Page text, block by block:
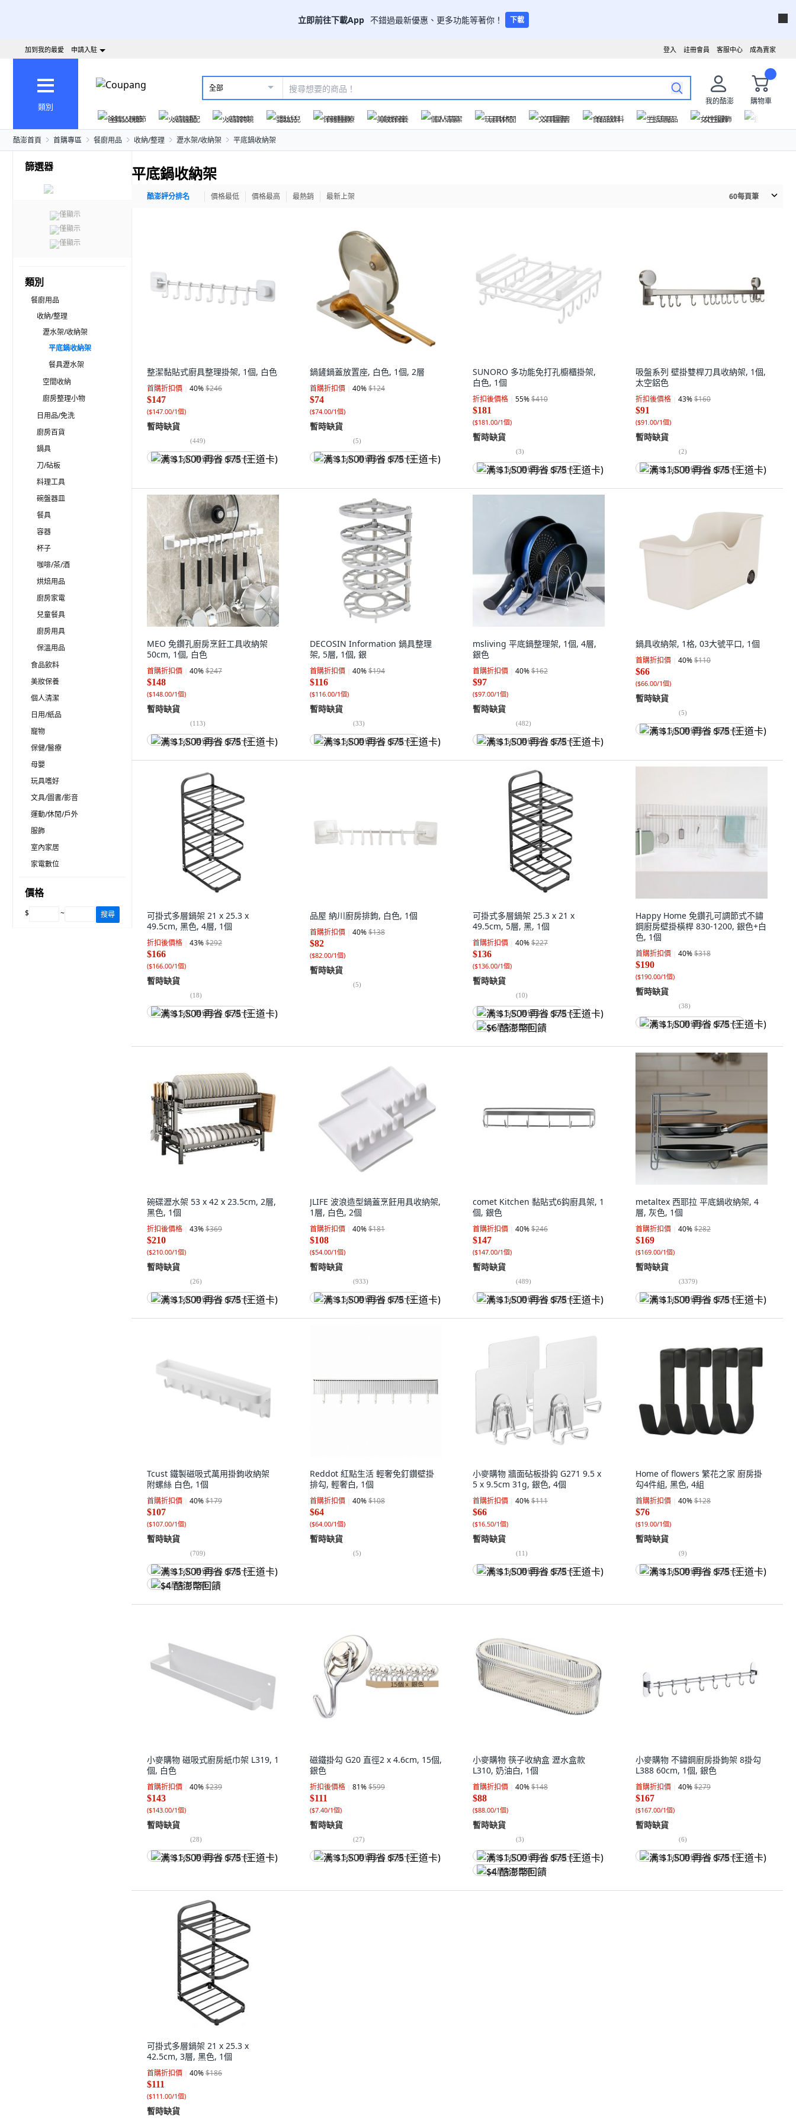
立即前往下載App 不錯過最新優惠、更多功能等著你！ 下載
成為賣家
客服中心
註冊會員
登入
加到我的最愛 申請入駐
類別
全部
我的酷澎
購物車
爸氣父親節
火箭速配 火箭跨境 嬰幼兒 保健醫療 美妝保養 個人清潔 玩具休閒 文具圖書 食品飲料 生活用品 女性服飾
酷澎首頁 首購專區 餐廚用品 收納/整理 瀝水架/收納架 平底鍋收納架
篩選器
僅顯示
僅顯示
僅顯示
類別
餐廚用品
收納/整理
瀝水架/收納架
平底鍋收納架
餐具瀝水架
空間收納
廚房整理小物
日用品/免洗
廚房百貨
鍋具
刀/砧板
料理工具
碗盤器皿
餐具
容器
杯子
咖啡/茶/酒
烘焙用品
廚房家電
兒童餐具
廚房用具
保溫用品
食品飲料
美妝保養
個人清潔
日用/紙品
寵物
保健/醫療
母嬰
玩具嗜好
文具/圖書/影音
運動/休閒/戶外
服飾
室內家居
家電數位
價格
$ ~ 搜尋
平底鍋收納架
酷澎評分排名 價格最低 價格最高 最熱銷 最新上架 60每頁筆
整潔黏貼式廚具整理掛架, 1個, 白色
首購折扣價 40%$246
$147
($147.00/1個)
暫時缺貨
(449)
满 $1,500 再省 $75 (王道卡)
鍋鏟鍋蓋放置座, 白色, 1個, 2層
首購折扣價 40%$124
$74
($74.00/1個)
暫時缺貨
(5)
满 $1,500 再省 $75 (王道卡)
SUNORO 多功能免打孔櫥櫃掛架,
白色, 1個
折扣後價格 55%$410
$181
($181.00/1個)
暫時缺貨
(3)
满 $1,500 再省 $75 (王道卡)
吸盤系列 壁掛雙桿刀具收納架, 1個,
太空鋁色
折扣後價格 43%$160
$91
($91.00/1個)
暫時缺貨
(2)
满 $1,500 再省 $75 (王道卡)
MEO 免鑽孔廚房烹飪工具收納架
50cm, 1個, 白色
首購折扣價 40%$247
$148
($148.00/1個)
暫時缺貨
(113)
满 $1,500 再省 $75 (王道卡)
DECOSIN Information 鍋具整理
架, 5層, 1個, 銀
首購折扣價 40%$194
$116
($116.00/1個)
暫時缺貨
(33)
满 $1,500 再省 $75 (王道卡)
msliving 平底鍋整理架, 1個, 4層,
銀色
首購折扣價 40%$162
$97
($97.00/1個)
暫時缺貨
(482)
满 $1,500 再省 $75 (王道卡)
鍋具收納架, 1格, 03大號平口, 1個
首購折扣價 40%$110
$66
($66.00/1個)
暫時缺貨
(5)
满 $1,500 再省 $75 (王道卡)
可掛式多層鍋架 21 x 25.3 x
49.5cm, 黑色, 4層, 1個
折扣後價格 43%$292
$166
($166.00/1個)
暫時缺貨
(18)
满 $1,500 再省 $75 (王道卡)
品屋 納川廚房排鉤, 白色, 1個
首購折扣價 40%$138
$82
($82.00/1個)
暫時缺貨
(5)
可掛式多層鍋架 25.3 x 21 x
49.5cm, 5層, 黑, 1個
首購折扣價 40%$227
$136
($136.00/1個)
暫時缺貨
(10)
满 $1,500 再省 $75 (王道卡)
$6 酷澎幣回饋
Happy Home 免鑽孔可調節式不鏽
鋼廚房壁掛橫桿 830-1200, 銀色+白
色, 1個
首購折扣價 40%$318
$190
($190.00/1個)
暫時缺貨
(38)
满 $1,500 再省 $75 (王道卡)
碗碟瀝水架 53 x 42 x 23.5cm, 2層,
黑色, 1個
折扣後價格 43%$369
$210
($210.00/1個)
暫時缺貨
(26)
满 $1,500 再省 $75 (王道卡)
JLIFE 波浪造型鍋蓋烹飪用具收納架,
1層, 白色, 2個
首購折扣價 40%$181
$108
($54.00/1個)
暫時缺貨
(933)
满 $1,500 再省 $75 (王道卡)
comet Kitchen 黏貼式6鈎廚具架, 1
個, 銀色
首購折扣價 40%$246
$147
($147.00/1個)
暫時缺貨
(489)
满 $1,500 再省 $75 (王道卡)
metaltex 西耶拉 平底鍋收納架, 4
層, 灰色, 1個
首購折扣價 40%$282
$169
($169.00/1個)
暫時缺貨
(3379)
满 $1,500 再省 $75 (王道卡)
Tcust 鐵製磁吸式萬用掛鉤收納架
附螺絲 白色, 1個
首購折扣價 40%$179
$107
($107.00/1個)
暫時缺貨
(709)
满 $1,500 再省 $75 (王道卡)
$4 酷澎幣回饋
Reddot 紅點生活 輕奢免釘鑽壁掛
排勾, 輕奢白, 1個
首購折扣價 40%$108
$64
($64.00/1個)
暫時缺貨
(5)
小麥購物 牆面砧板掛鈎 G271 9.5 x
5 x 9.5cm 31g, 銀色, 4個
首購折扣價 40%$111
$66
($16.50/1個)
暫時缺貨
(11)
满 $1,500 再省 $75 (王道卡)
Home of flowers 繁花之家 廚房掛
勾4件組, 黑色, 4組
首購折扣價 40%$128
$76
($19.00/1個)
暫時缺貨
(9)
满 $1,500 再省 $75 (王道卡)
小麥購物 磁吸式廚房紙巾架 L319, 1
個, 白色
首購折扣價 40%$239
$143
($143.00/1個)
暫時缺貨
(28)
满 $1,500 再省 $75 (王道卡)
磁鐵掛勾 G20 直徑2 x 4.6cm, 15個,
銀色
折扣後價格 81%$599
$111
($7.40/1個)
暫時缺貨
(27)
满 $1,500 再省 $75 (王道卡)
小麥購物 筷子收納盒 瀝水盒款
L310, 奶油白, 1個
首購折扣價 40%$148
$88
($88.00/1個)
暫時缺貨
(3)
满 $1,500 再省 $75 (王道卡)
$4 酷澎幣回饋
小麥購物 不鏽鋼廚房掛鉤架 8掛勾
L388 60cm, 1個, 銀色
首購折扣價 40%$279
$167
($167.00/1個)
暫時缺貨
(6)
满 $1,500 再省 $75 (王道卡)
可掛式多層鍋架 21 x 25.3 x
42.5cm, 3層, 黑色, 1個
首購折扣價 40%$186
$111
($111.00/1個)
暫時缺貨